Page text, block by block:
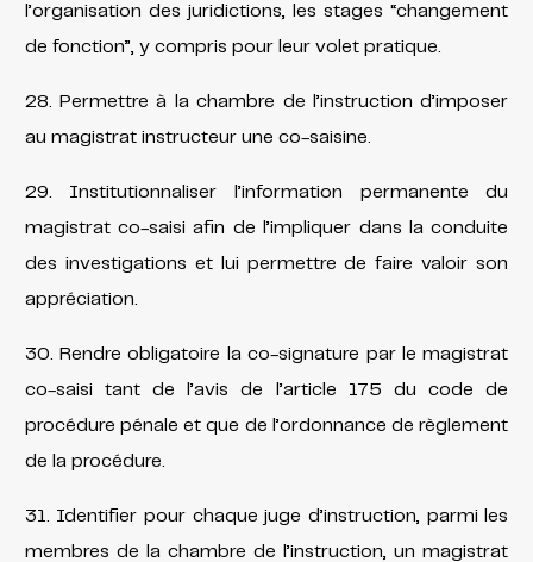
l’organisation des juridictions, les stages “changement
de fonction”, y compris pour leur volet pratique.
28. Permettre à la chambre de l’instruction d’imposer
au magistrat instructeur une co-saisine.
29. Institutionnaliser l’information permanente du
magistrat co-saisi afin de l’impliquer dans la conduite
des investigations et lui permettre de faire valoir son
appréciation.
30. Rendre obligatoire la co-signature par le magistrat
co-saisi tant de l’avis de l’article 175 du code de
procédure pénale et que de l’ordonnance de règlement
de la procédure.
31. Identifier pour chaque juge d’instruction, parmi les
membres de la chambre de l’instruction, un magistrat